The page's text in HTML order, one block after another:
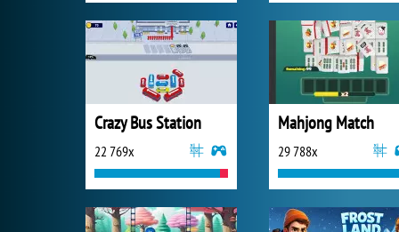
Crazy Bus Station
22 769x
Mahjong Match
29 788x